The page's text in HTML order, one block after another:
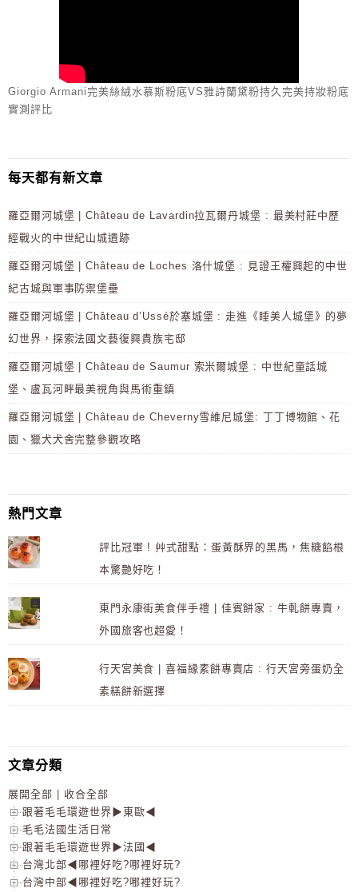
Giorgio Armani完美絲絨水慕斯粉底VS雅詩蘭黛粉持久完美持妝粉底
實測評比
每天都有新文章
羅亞爾河城堡 | Château de Lavardin拉瓦爾丹城堡 : 最美村莊中歷
經戰火的中世紀山城遺跡
羅亞爾河城堡 | Château de Loches 洛什城堡 : 見證王權興起的中世
紀古城與軍事防禦堡壘
羅亞爾河城堡 | Château d’Ussé於塞城堡 : 走進《睡美人城堡》的夢
幻世界，探索法國文藝復興貴族宅邸
羅亞爾河城堡 | Château de Saumur 索米爾城堡 : 中世紀童話城
堡、盧瓦河畔最美視角與馬術重鎮
羅亞爾河城堡 | Château de Cheverny雪維尼城堡: 丁丁博物館、花
園、獵犬犬舍完整參觀攻略
熱門文章
評比冠軍 ! 艸式甜點：蛋黃酥界的黑馬，焦糖餡根
本驚艷好吃！
東門永康街美食伴手禮 | 佳賓餅家 : 牛軋餅專賣，
外國旅客也超愛！
行天宮美食 | 喜福緣素餅專賣店 : 行天宮旁蛋奶全
素糕餅新選擇
文章分類
展開全部
收合全部
跟著毛毛環遊世界▶東歐◀
毛毛法國生活日常
跟著毛毛環遊世界▶法國◀
台灣北部◀哪裡好吃?哪裡好玩?
台灣中部◀哪裡好吃?哪裡好玩?